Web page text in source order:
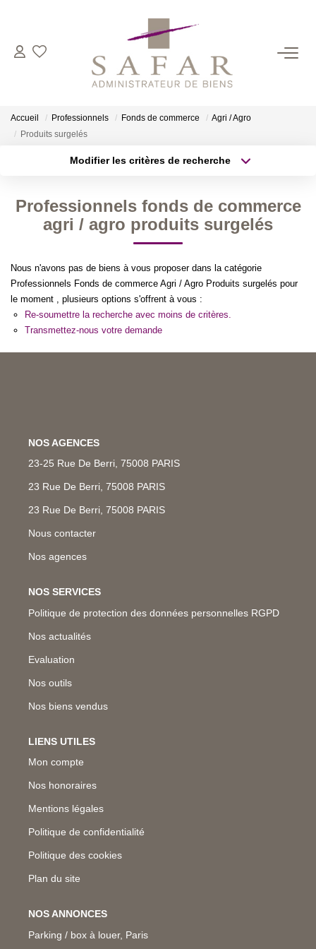
NOS CABINETS
Safar
Gescofim - Finorgest Aulnay
Nous Rejoindre
NOS MÉTIERS
Nos Métiers
Accueil Professionnels Fonds de commerce
Agri / Agro
Produits surgelés
Modifier les critères de recherche
Type de bien
Budget max Plus de critères
Professionnels fonds de commerce
agri / agro produits surgelés
Nous n'avons pas de biens à vous proposer dans la catégorie
Professionnels Fonds de commerce Agri / Agro Produits surgelés pour
le moment , plusieurs options s'offrent à vous :
Re-soumettre la recherche avec moins de critères.
Transmettez-nous votre demande
NOS AGENCES
23-25 Rue De Berri, 75008 PARIS
23 Rue De Berri, 75008 PARIS
23 Rue De Berri, 75008 PARIS
Nous contacter
Nos agences
NOS SERVICES
Politique de protection des données personnelles RGPD
Nos actualités
Evaluation
Nos outils
Nos biens vendus
LIENS UTILES
Mon compte
Nos honoraires
Mentions légales
Politique de confidentialité
Politique des cookies
Plan du site
NOS ANNONCES
Parking / box à louer, Paris